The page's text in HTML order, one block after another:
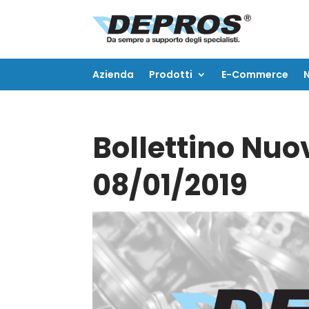
Azienda Prodotti E-Commerce
Azienda Prodotti E-Commerce
Bollettino
08/01/2019